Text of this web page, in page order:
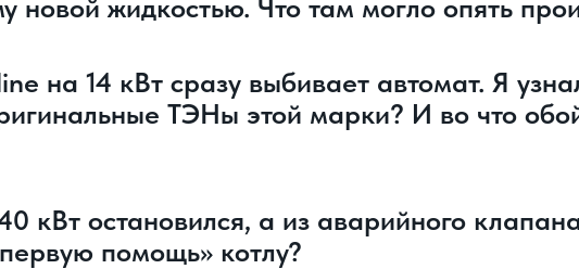
на 14 кВт сразу выбивает автомат. Я
ТЭНы этой марки? И во что
кВт остановился, а из аварийного
помощь» котлу?